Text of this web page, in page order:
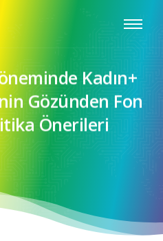
Kadın+
Gözünden Fon
Önerileri